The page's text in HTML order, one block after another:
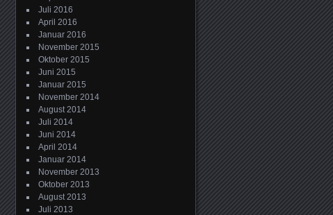
Juli 2016
April 2016
Januar 2016
November 2015
Oktober 2015
Juni 2015
Januar 2015
November 2014
August 2014
Juli 2014
Juni 2014
April 2014
Januar 2014
November 2013
Oktober 2013
August 2013
Juli 2013